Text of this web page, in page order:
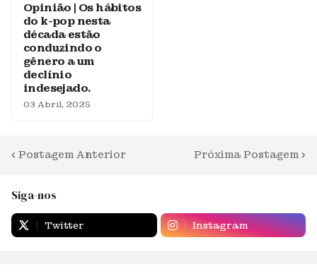
Opinião | Os hábitos
do k-pop nesta
década estão
conduzindo o
gênero a um
declínio
indesejado.
03 Abril, 2025
Postagem Anterior Próxima Postagem
Siga-nos
Twitter Instagram